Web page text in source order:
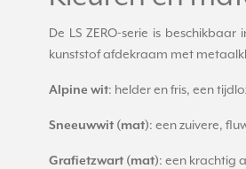
De LS ZERO-serie is
kunststof afdekraam met
Alpine wit: helder en fris, een
Sneeuwwit (mat): een zuivere,
Grafietzwart (mat): een krachtig